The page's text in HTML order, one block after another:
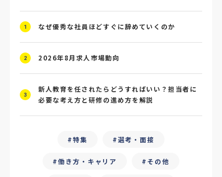
#賃上げ #人事数珠繋ぎ
#4P分析 #競合他社
#ChatGPT #タイパ #就活動向
#フリーランス保護新法 #デイワーク
#雇用型ギグワーク #面接
1 なぜ優秀な社員ほどすぐに辞めていくのか
2 2026年8月求人市場動向
3
新人教育を任されたらどうすればいい？担当者に
必要な考え方と研修の進め方を解説
特集 選考・面接
働き方・キャリア その他